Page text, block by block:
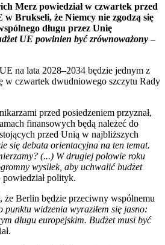
Merz powiedział w czwartek przed
w Brukseli, że Niemcy nie zgodzą się
długu przez Unię
UE powinien być zrównoważony–
na lata 2028–2034 będzie jednym z
w czwartek dwudniowego szczytu Rady
przed posiedzeniem przyznał,
finansowych będą należeć do
przed Unią w najbliższych
się debata orientacyjna na ten temat.
(...) W drugiej połowie roku
wysiłek, aby uchwalić budżet
powiedział polityk.
że Berlin będzie przeciwny wspólnemu
punktu widzenia wyraziłem się jasno:
długu europejskim. Budżet musi być